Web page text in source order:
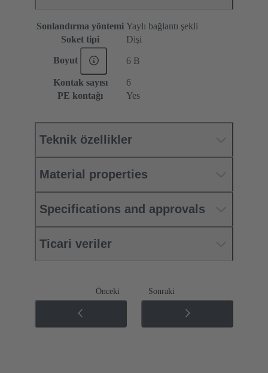
Sonlandırma yöntemi Yaylı bağlantı şekli
Soket tipi
Dişi
Boyut 6 B
Kontak sayısı
6
PE kontağı
Yes
Teknik özellikler
Material properties
Specifications and approvals
Ticari veriler
Önceki Sonraki